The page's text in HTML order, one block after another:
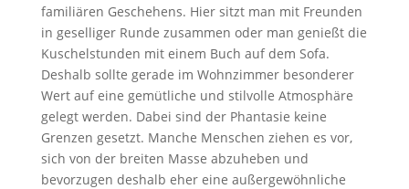
familiären Geschehens. Hier sitzt man mit Freunden
in geselliger Runde zusammen oder man genießt die
Kuschelstunden mit einem Buch auf dem Sofa.
Deshalb sollte gerade im Wohnzimmer besonderer
Wert auf eine gemütliche und stilvolle Atmosphäre
gelegt werden. Dabei sind der Phantasie keine
Grenzen gesetzt. Manche Menschen ziehen es vor,
sich von der breiten Masse abzuheben und
bevorzugen deshalb eher eine außergewöhnliche